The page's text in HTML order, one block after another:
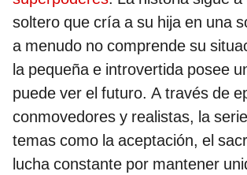
soltero que cría a su hija en una
a menudo no comprende su
la pequeña e introvertida posee
puede ver el futuro. A través de
conmovedores y realistas, la
temas como la aceptación, el
lucha constante por mantener